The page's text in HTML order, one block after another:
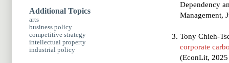
Additional Topics
arts
business policy
competitive strategy
intellectual property
industrial policy
Dependency
Management,
Tony Chieh-
corporate
(EconLit,